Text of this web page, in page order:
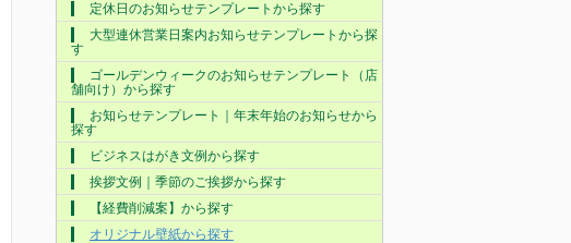
定休日のお知らせテンプレートから探す
大型連休営業日案内お知らせテンプレートから探
す
ゴールデンウィークのお知らせテンプレート（店
舗向け）から探す
お知らせテンプレート｜年末年始のお知らせから
探す
ビジネスはがき文例から探す
挨拶文例｜季節のご挨拶から探す
【経費削減案】から探す
オリジナル壁紙から探す